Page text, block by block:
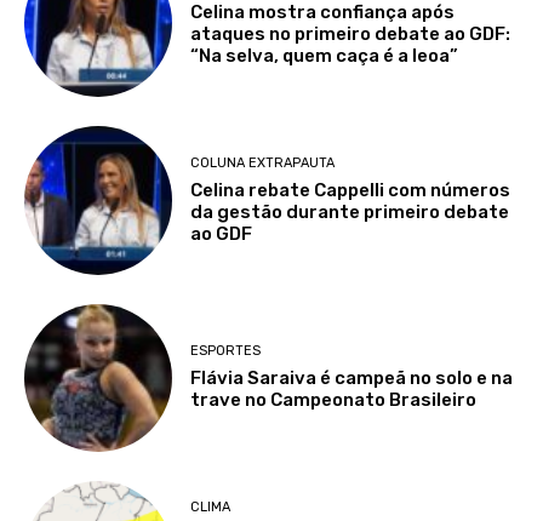
Celina mostra confiança após
ataques no primeiro debate ao GDF:
“Na selva, quem caça é a leoa”
COLUNA EXTRAPAUTA
Celina rebate Cappelli com números
da gestão durante primeiro debate
ao GDF
ESPORTES
Flávia Saraiva é campeã no solo e na
trave no Campeonato Brasileiro
CLIMA